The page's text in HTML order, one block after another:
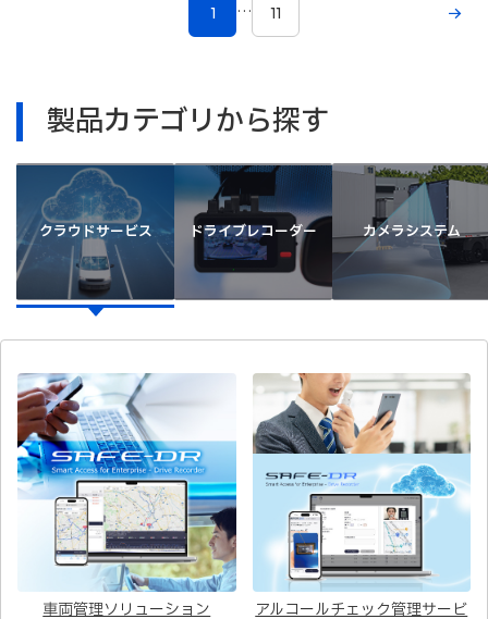
1 … 11
製品カテゴリから探す
クラウドサービス ドライブレコーダー カメラシステム
車両管理ソリューション
アルコールチェック管理サービ